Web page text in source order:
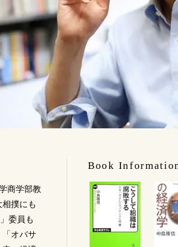
商学部教
撲にも
委員も
「オバサ
Book